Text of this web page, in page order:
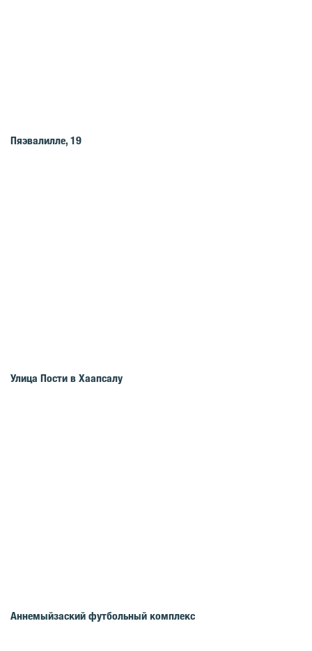
Пяэвалилле, 19
Улица Пости в Хаапсалу
Аннемыйзаский футбольный комплекс